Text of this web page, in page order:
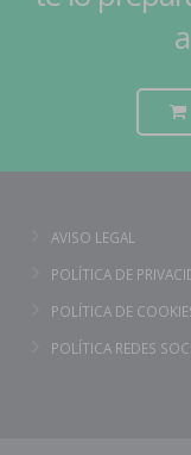
AVISO LEGAL
POLÍTICA DE
POLÍTICA DE
POLÍTICA REDES